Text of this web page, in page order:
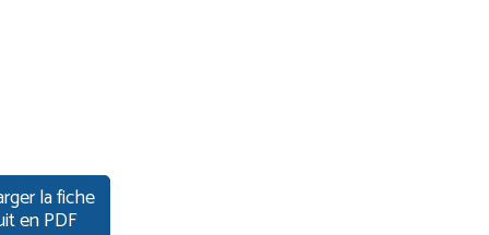
la fiche
en PDF